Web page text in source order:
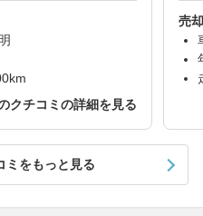
クチコミの詳細を見る
売
ミをもっと見る